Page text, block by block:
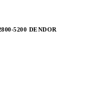
5200 DENDOR